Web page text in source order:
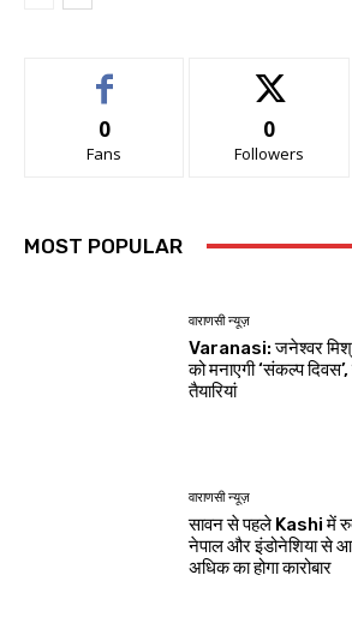
0
Fans
0
Followers
MOST POPULAR
वाराणसी न्यूज़
Varanasi: जनेश्वर
को मनाएगी ‘संकल्प
तैयारियां
वाराणसी न्यूज़
सावन से पहले Kashi में
नेपाल और इंडोनेशिया से
अधिक का होगा कारोबार